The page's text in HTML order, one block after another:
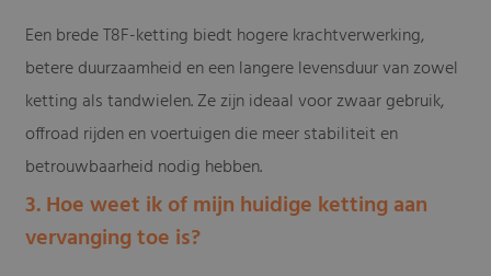
Een brede T8F-ketting biedt hogere krachtverwerking,
betere duurzaamheid en een langere levensduur van zowel
ketting als tandwielen. Ze zijn ideaal voor zwaar gebruik,
offroad rijden en voertuigen die meer stabiliteit en
betrouwbaarheid nodig hebben.
3. Hoe weet ik of mijn huidige ketting aan
vervanging toe is?